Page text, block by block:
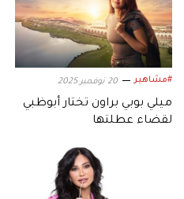
#مشاهير 20 نوفمبر 2025
ميلي بوبي براون تختار أبوظبي
لقضاء عطلتها